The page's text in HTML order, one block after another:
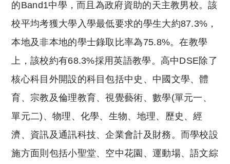
的Band1中學，而且為政府資助的天主教男校。該
校平均考獲大學入學最低要求的學生大約87.3%，
本地及非本地的學士錄取比率為75.8%。在教學
上，該校約有68.3%採用英語教學。高中DSE除了
核心科目外開設的科目包括中史、中國文學、體
育、宗教及倫理教育、視覺藝術、數學(單元一、
單元二)、物理、化學、生物、地理、歷史、經
濟、資訊及通訊科技、企業會計及財務。而學校設
施方面則包括小聖堂、空中花園、運動場、語文綜